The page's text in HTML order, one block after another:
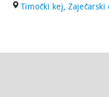
Timočki kej, Zaječarski